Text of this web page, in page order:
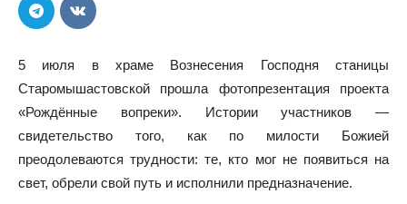
5 июля в храме Вознесения Господня станицы
Старомышастовской прошла фотопрезентация проекта
«Рождённые вопреки». Истории участников —
свидетельство того, как по милости Божией
преодолеваются трудности: те, кто мог не появиться на
свет, обрели свой путь и исполнили предназначение.